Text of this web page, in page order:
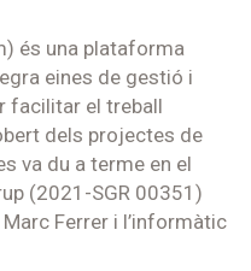
és una plataforma
eines de gestió i
facilitar el treball
dels projectes de
va du a terme en el
(2021-SGR 00351)
Ferrer i l’informàtic